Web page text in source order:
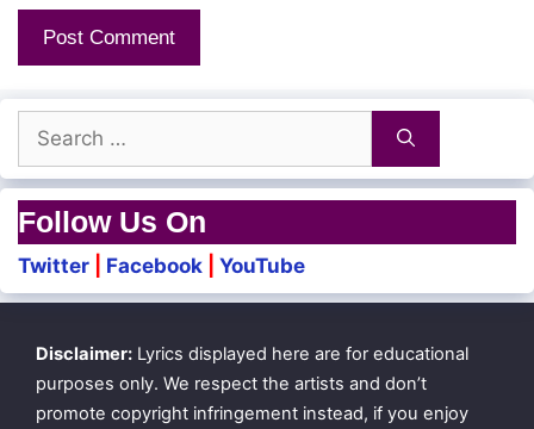
Search
for:
Follow Us On
Twitter Facebook YouTube
Disclaimer: Lyrics displayed here are for educational
purposes only. We respect the artists and don’t
promote copyright infringement instead, if you enjoy